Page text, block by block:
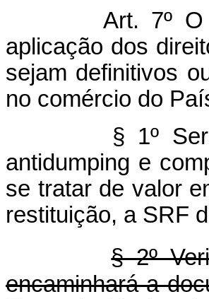
Art. 7º O
aplicação dos
sejam definitivos
no comércio do
§ 1º
antidumping e
se tratar de valor
restituição, a SRF
§ 2º
encaminhará a